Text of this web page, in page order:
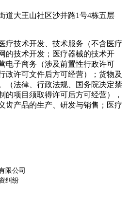
道大王山社区沙井路1号4栋五层
疗技术开发、技术服务（不含医疗
的技术开发；医疗器械的技术开
电子商务（涉及前置性行政许可
政许可文件后方可经营）；货物及
（法律、行政法规、国务院决定禁
的项目须取得许可后方可经营），
齿产品的生产、研发与销售；医疗
限公司
纠纷